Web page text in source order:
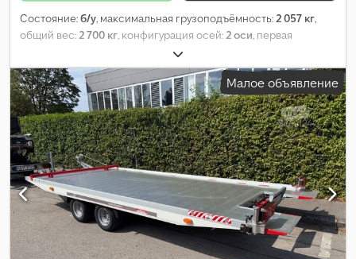
Состояние:б/у, максимальная грузоподъёмность:2 057 кг,
общий вес:2 700 кг, конфигурация осей:2 оси, первая
, следующая проверка (TÜV):
длина грузового отсека:3 660 мм, ширина пространства для
загрузки:1 610 мм, Малое объявление